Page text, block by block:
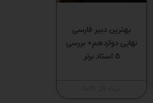
بهترین دبیر فارسی
نهایی دوازدهم+ بررسی
۵ استاد برتر